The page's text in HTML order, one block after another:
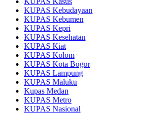
KUPAS Kebudayaan
KUPAS Kebumen
KUPAS Kepri
KUPAS Kesehatan
KUPAS Kiat
KUPAS Kolom
KUPAS Kota Bogor
KUPAS Lampung
KUPAS Maluku
Kupas Medan
KUPAS Metro
KUPAS Nasional